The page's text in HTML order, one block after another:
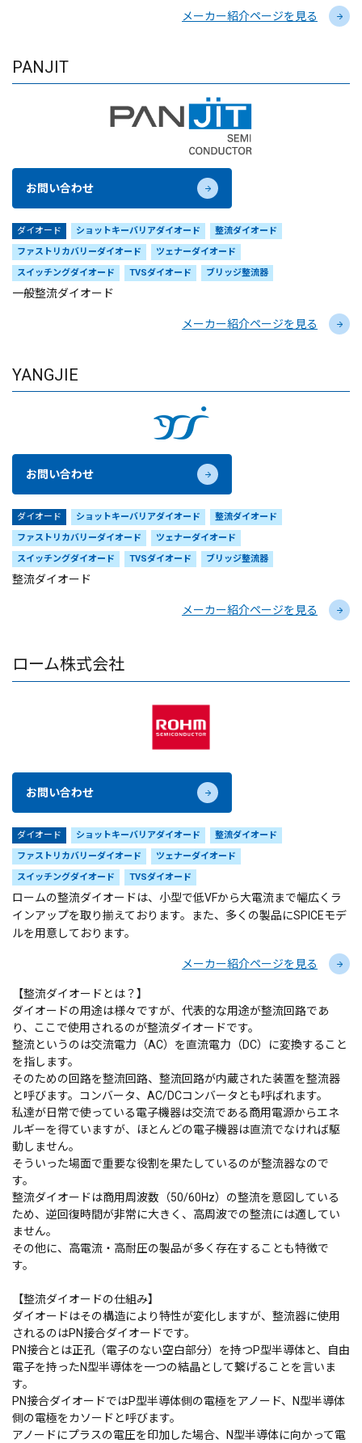
メーカー紹介ページを見る
PANJIT
お問い合わせ
ダイオード ショットキーバリアダイオード
整流ダイオード
ファストリカバリーダイオード
ツェナーダイオード
スイッチングダイオード
TVSダイオード ブリッジ整流器
一般整流ダイオード
メーカー紹介ページを見る
YANGJIE
お問い合わせ
ダイオード ショットキーバリアダイオード
整流ダイオード
ファストリカバリーダイオード
ツェナーダイオード
スイッチングダイオード
TVSダイオード ブリッジ整流器
整流ダイオード
メーカー紹介ページを見る
ローム株式会社
お問い合わせ
ダイオード ショットキーバリアダイオード
整流ダイオード
ファストリカバリーダイオード
ツェナーダイオード
スイッチングダイオード
TVSダイオード
ロームの整流ダイオードは、小型で低VFから大電流まで幅広くラ
インアップを取り揃えております。また、多くの製品にSPICEモデ
ルを用意しております。
メーカー紹介ページを見る
【整流ダイオードとは？】
ダイオードの用途は様々ですが、代表的な用途が整流回路であ
り、ここで使用されるのが整流ダイオードです。
整流というのは交流電力（AC）を直流電力（DC）に変換すること
を指します。
そのための回路を整流回路、整流回路が内蔵された装置を整流器
と呼びます。コンバータ、AC/DCコンバータとも呼ばれます。
私達が日常で使っている電子機器は交流である商用電源からエネ
ルギーを得ていますが、ほとんどの電子機器は直流でなければ駆
動しません。
そういった場面で重要な役割を果たしているのが整流器なので
す。
整流ダイオードは商用周波数（50/60Hz）の整流を意図している
ため、逆回復時間が非常に大きく、高周波での整流には適してい
ません。
その他に、高電流・高耐圧の製品が多く存在することも特徴で
す。
【整流ダイオードの仕組み】
ダイオードはその構造により特性が変化しますが、整流器に使用
されるのはPN接合ダイオードです。
PN接合とは正孔（電子のない空白部分）を持つP型半導体と、自由
電子を持ったN型半導体を一つの結晶として繋げることを言いま
す。
PN接合ダイオードではP型半導体側の電極をアノード、N型半導体
側の電極をカソードと呼びます。
アノードにプラスの電圧を印加した場合、N型半導体に向かって電